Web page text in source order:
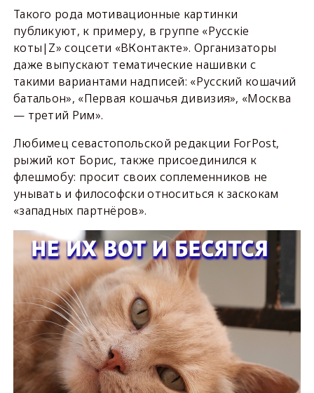
Такого рода мотивационные картинки
публикуют, к примеру, в группе «Русскiе
коты|Z» соцсети «ВКонтакте». Организаторы
даже выпускают тематические нашивки с
такими вариантами надписей: «Русский кошачий
батальон», «Первая кошачья дивизия», «Москва
— третий Рим».
Любимец севастопольской редакции ForPost,
рыжий кот Борис, также присоединился к
флешмобу: просит своих соплеменников не
унывать и философски относиться к заскокам
«западных партнёров».